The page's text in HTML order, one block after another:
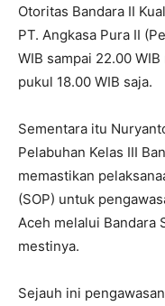
Otoritas Bandara II
PT. Angkasa Pura II
WIB sampai 22.00
pukul 18.00 WIB saja.
Sementara itu
Pelabuhan Kelas III
memastikan
(SOP) untuk
Aceh melalui Bandara
mestinya.
Sejauh ini